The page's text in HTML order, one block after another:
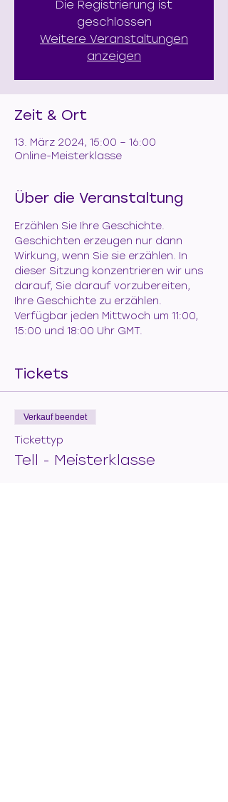
Die Registrierung ist
geschlossen
Weitere Veranstaltungen
anzeigen
Zeit & Ort
13. März 2024, 15:00 – 16:00
Online-Meisterklasse
Über die Veranstaltung
Erzählen Sie Ihre Geschichte.
Geschichten erzeugen nur dann
Wirkung, wenn Sie sie erzählen. In
dieser Sitzung konzentrieren wir uns
darauf, Sie darauf vorzubereiten,
Ihre Geschichte zu erzählen.
Verfügbar jeden Mittwoch um 11:00,
15:00 und 18:00 Uhr GMT.
Tickets
Verkauf beendet
Tickettyp
Tell - Meisterklasse